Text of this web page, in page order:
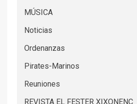
MÚSICA
Noticias
Ordenanzas
Pirates-Marinos
Reuniones
REVISTA EL FESTER XIXONENC